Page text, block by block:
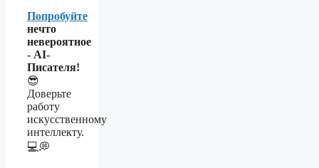
Попробуйте
нечто
невероятное
- AI-
Писателя!
😎
Доверьте
работу
искусственному
интеллекту.
💻💭